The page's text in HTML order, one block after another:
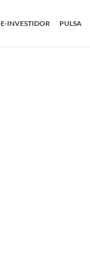
E-INVESTIDOR PULSA